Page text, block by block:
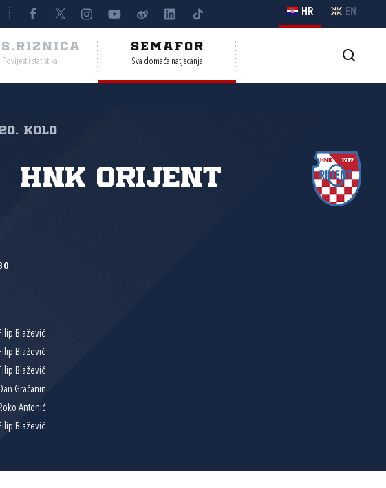
HR EN
Povijest i statistika
SEMAFOR
Sva domaća natjecanja
kolo
HNK Orijent
Blažević
Blažević
Blažević
Gračanin
Antonić
Blažević